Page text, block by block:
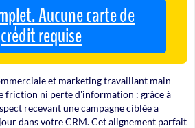
Aucune carte de
crédit requise
et marketing travaillant main
friction ni perte d'information : grâce à
recevant une campagne ciblée a
dans votre CRM. Cet alignement parfait